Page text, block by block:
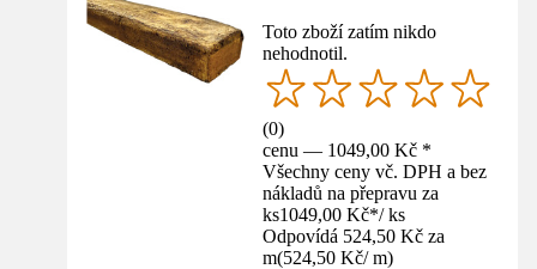
Toto zboží zatím nikdo
nehodnotil.
(0)
cenu — 1049,00 Kč *
Všechny ceny vč. DPH a bez
nákladů na přepravu za
ks1049,00 Kč*/ ks
Odpovídá 524,50 Kč za
m(524,50 Kč/ m)